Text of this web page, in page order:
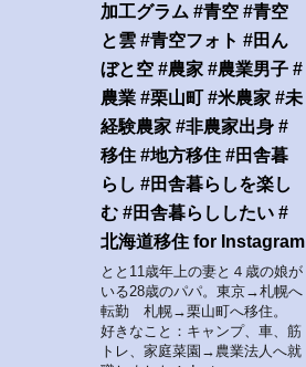
加工グラム #青空 #青空
と雲 #青空フォト #田ん
ぼと空 #農家 #農業男子 #
農業 #栗山町 #米農家 #未
経験農家 #非農家出身 #
移住 #地方移住 #田舎暮
らし #田舎暮らしを楽し
む #田舎暮らししたい #
北海道移住 for Instagram
とと11歳年上の妻と４歳の娘が
いる28歳のパパ。東京→札幌へ
転勤 札幌→栗山町へ移住。
好きなこと：キャンプ、車、筋
トレ、家庭菜園→農業法人へ就